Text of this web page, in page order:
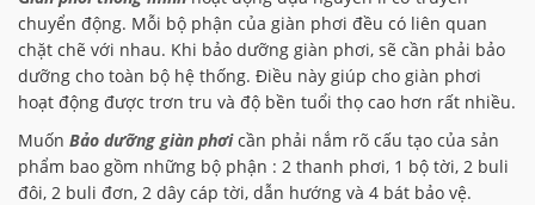
chuyển động. Mỗi bộ phận của giàn phơi đều có liên quan
chặt chẽ với nhau. Khi bảo dưỡng giàn phơi, sẽ cần phải bảo
dưỡng cho toàn bộ hệ thống. Điều này giúp cho giàn phơi
hoạt động được trơn tru và độ bền tuổi thọ cao hơn rất nhiều.
Muốn Bảo dưỡng giàn phơicần phải nắm rõ cấu tạo của sản
phẩm bao gồm những bộ phận : 2 thanh phơi, 1 bộ tời, 2 buli
đôi, 2 buli đơn, 2 dây cáp tời, dẫn hướng và 4 bát bảo vệ.